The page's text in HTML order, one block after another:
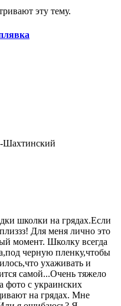
эту тему.
Шахтинский
школки на грядах.Если
Для меня лично это
момент. Школку всегда
черную пленку,чтобы
ухаживать и
самой...Очень тяжело
фото с украинских
на грядах. Мне